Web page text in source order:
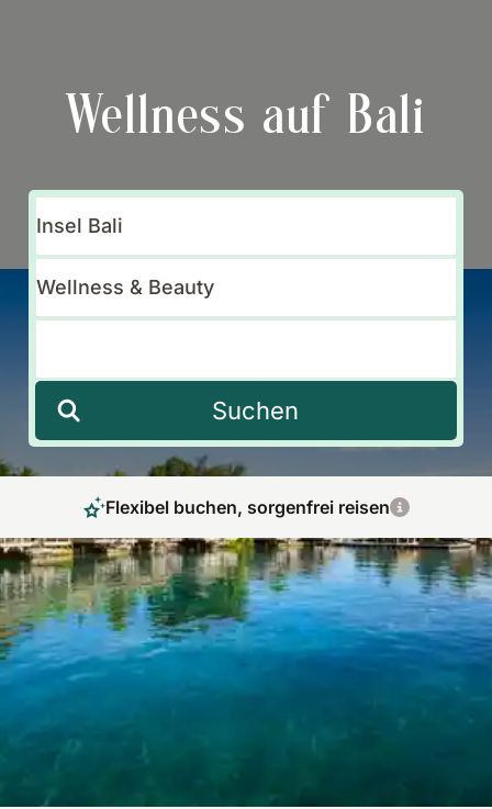
Wellness auf Bali
Suchen
Flexibel buchen, sorgenfrei reisen
Wellness Retreat im Herzen der Natur
Wellness auf Bali bedeutet Entspannung für alle Sinne –
inmitten tropischer Natur und spiritueller Gelassenheit. Fit
Rituale, Spa-Kultur und traumhafte Ausblicke harmonisch